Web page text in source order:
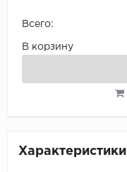
Всего:
В корзину
Характеристики